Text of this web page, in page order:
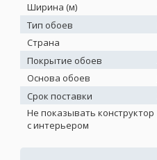
Ширина (м)
Тип обоев
Страна
Покрытие обоев
Основа обоев
Срок поставки
Не показывать конструктор
с интерьером